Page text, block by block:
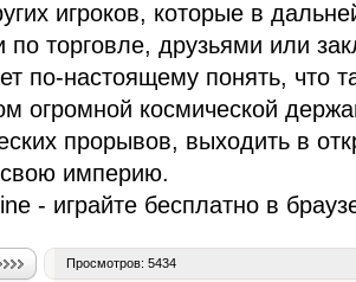
игроков, которые в
по торговле, друзьями или
по-настоящему понять, что
огромной космической
прорывов, выходить в
империю.
- играйте бесплатно в
Просмотров: 5434